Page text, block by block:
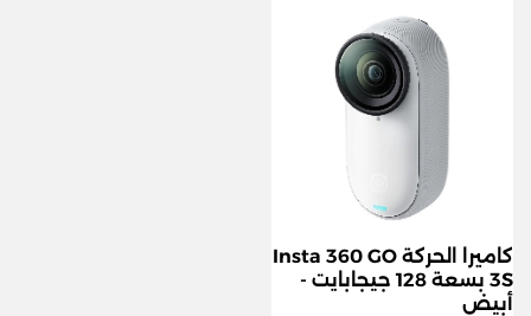
كاميرا الحركة Insta 360 GO
3S بسعة 128 جيجابايت -
أبيض